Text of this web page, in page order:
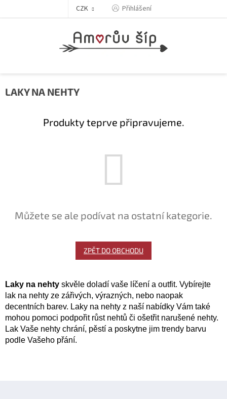
CZK Přihlášení
LAKY NA NEHTY
Produkty teprve připravujeme.
Můžete se ale podívat na ostatní kategorie.
ZPĚT DO OBCHODU
Laky na nehty skvěle doladí vaše líčení a outfit. Vybírejte
lak na nehty ze zářivých, výrazných, nebo naopak
decentních barev. Laky na nehty z naší nabídky Vám také
mohou pomoci podpořit růst nehtů či ošetřit narušené nehty.
Lak Vaše nehty chrání, pěstí a poskytne jim trendy barvu
podle Vašeho přání.